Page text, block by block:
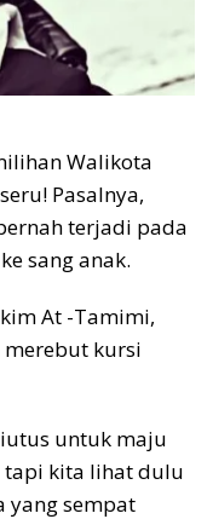
Walikota
Pasalnya,
terjadi pada
sang anak.
At -Tamimi,
kursi
untuk maju
tapi kita lihat dulu
yang sempat